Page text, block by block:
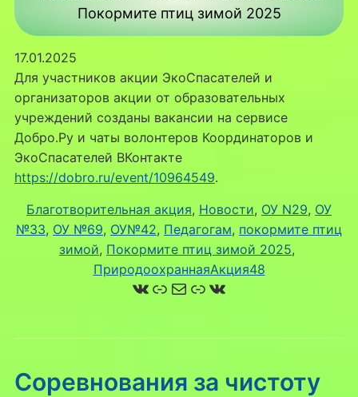
Покормите птиц зимой 2025
17.01.2025
Для участников акции ЭкоСпасателей и
организаторов акции от образовательных
учреждений созданы вакансии на сервисе
Добро.Ру и чаты волонтеров Координаторов и
ЭкоСпасателей ВКонтакте
https://dobro.ru/event/10964549.
Благотворительная акция, Новости, ОУ N29, ОУ
№33, ОУ №69, ОУ№42, Педагогам, покормите птиц
зимой, Покормите птиц зимой 2025
ПриродоохраннаяАкция48
ВКонтакте
Ссылка
Почта
Ссылка
ВКонтакте
Соревнования за чистоту